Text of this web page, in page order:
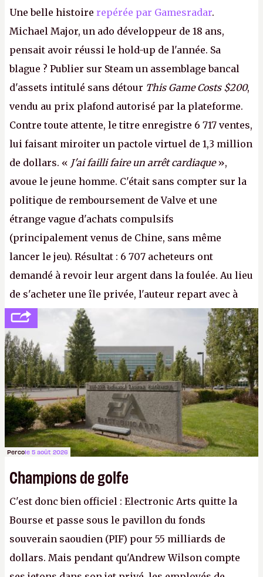
Une belle histoire repérée par Gamesradar.
Michael Major, un ado développeur de 18 ans,
pensait avoir réussi le hold-up de l'année. Sa
blague ? Publier sur Steam un assemblage bancal
d'assets intitulé sans détour This Game Costs $200,
vendu au prix plafond autorisé par la plateforme.
Contre toute attente, le titre enregistre 6 717 ventes,
lui faisant miroiter un pactole virtuel de 1,3 million
de dollars. « J'ai failli faire un arrêt cardiaque»,
avoue le jeune homme. C'était sans compter sur la
politique de remboursement de Valve et une
étrange vague d'achats compulsifs
(principalement venus de Chine, sans même
lancer le jeu). Résultat : 6 707 acheteurs ont
demandé à revoir leur argent dans la foulée. Au lieu
de s'acheter une île privée, l'auteur repart avec à
peine 2 000 dollars en poche. C'est toujours plus
cher payé que le temps passé à dev, mais ça
apprendra aux petits malins qu'on ne braque pas
Gabe Newell aussi facilement.P.
Percole 5 août 2026
Champions de golfe
C'est donc bien officiel : Electronic Arts quitte la
Bourse et passe sous le pavillon du fonds
souverain saoudien (PIF) pour 55 milliards de
dollars. Mais pendant qu'Andrew Wilson compte